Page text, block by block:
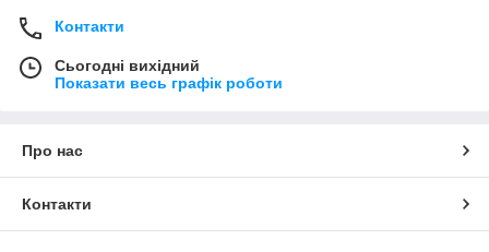
Контакти
Сьогодні вихідний
Показати весь графік роботи
Про нас
Контакти